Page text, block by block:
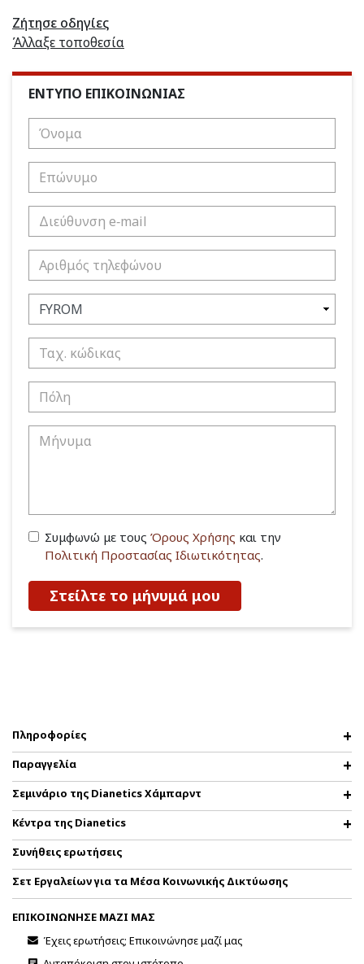
Ζήτησε οδηγίες
Άλλαξε τοποθεσία
ΕΝΤΥΠΟ ΕΠΙΚΟΙΝΩΝΙΑΣ
Συμφωνώ με τους Όρους Χρήσης και την
Πολιτική Προστασίας Ιδιωτικότητας.
Στείλτε το μήνυμά μου
Πληροφορίες
Παραγγελία
Σεμινάριο της Dianetics Χάμπαρντ
Κέντρα της Dianetics
Συνήθεις ερωτήσεις
Σετ Εργαλείων για τα Μέσα Κοινωνικής Δικτύωσης
ΕΠΙΚΟΙΝΩΝΗΣΕ ΜΑΖΙ ΜΑΣ
Έχεις ερωτήσεις; Επικοινώνησε μαζί μας